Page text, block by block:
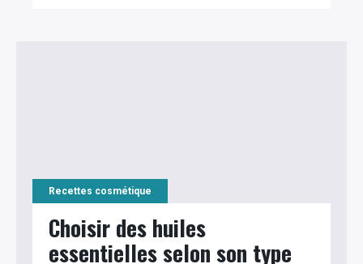
Recettes cosmétique
Choisir des huiles
essentielles selon son type